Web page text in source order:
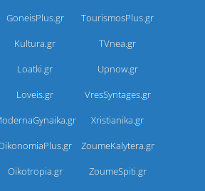
GoneisPlus.gr
TourismosPlus.gr
Kultura.gr
TVnea.gr
Loatki.gr
Upnow.gr
Loveis.gr
VresSyntages.gr
Xristianika.gr
ZoumeKalytera.gr
Oikotropia.gr
ZoumeSpiti.gr